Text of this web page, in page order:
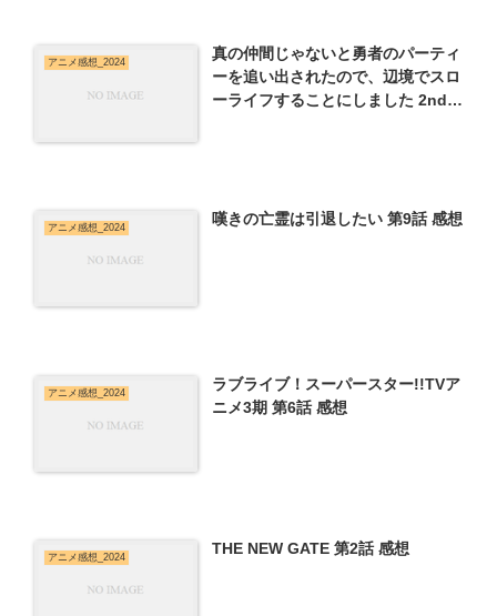
アニメ感想_2024
真の仲間じゃないと勇者のパーティ
ーを追い出されたので、辺境でスロ
ーライフすることにしました 2nd
アニメ感想_2024 嘆きの亡霊は引退したい 第9話 感想
アニメ感想_2024
ラブライブ！スーパースター!!TVア
ニメ3期 第6話 感想
アニメ感想_2024 THE NEW GATE 第2話 感想